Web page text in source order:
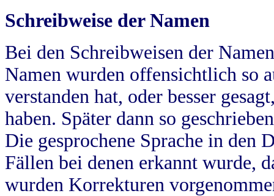
Schreibweise der Namen
Bei den Schreibweisen der
Namen wurden offensichtlich so
verstanden hat, oder besser
haben. Später dann so
Die gesprochene Sprache in
Fällen bei denen erkannt wurde,
wurden Korrekturen